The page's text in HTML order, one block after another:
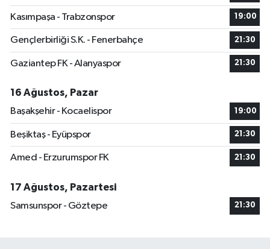
Kasımpaşa - Trabzonspor 19:00
Gençlerbirliği S.K. - Fenerbahçe 21:30
Gaziantep FK - Alanyaspor 21:30
16 Ağustos, Pazar
Başakşehir - Kocaelispor
19:00
Beşiktaş - Eyüpspor 21:30
Amed - Erzurumspor FK 21:30
17 Ağustos, Pazartesi
Samsunspor - Göztepe
21:30